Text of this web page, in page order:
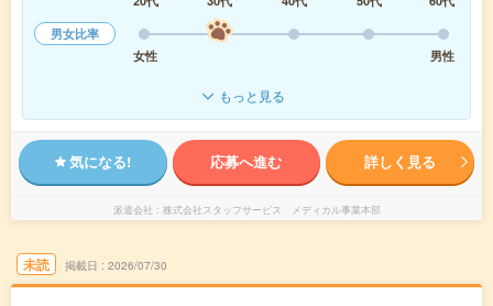
男女比率
女性
男性
もっと見る
気になる! 応募へ進む 詳しく見る
派遣会社 株式会社スタッフサービス メディカル事業本部
未読 掲載日 2026/07/30